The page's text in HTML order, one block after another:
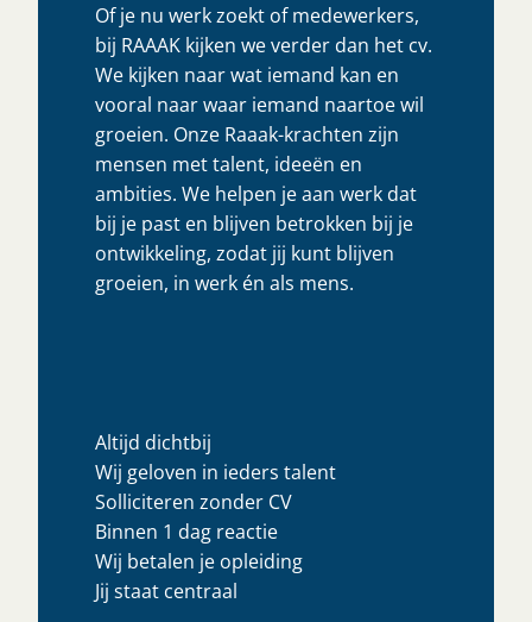
Of je nu werk zoekt of medewerkers,
bij RAAAK kijken we verder dan het cv.
We kijken naar wat iemand kan en
vooral naar waar iemand naartoe wil
groeien. Onze Raaak-krachten zijn
mensen met talent, ideeën en
ambities. We helpen je aan werk dat
bij je past en blijven betrokken bij je
ontwikkeling, zodat jij kunt blijven
groeien, in werk én als mens.
Altijd dichtbij
Wij geloven in ieders talent
Solliciteren zonder CV
Binnen 1 dag reactie
Wij betalen je opleiding
Jij staat centraal